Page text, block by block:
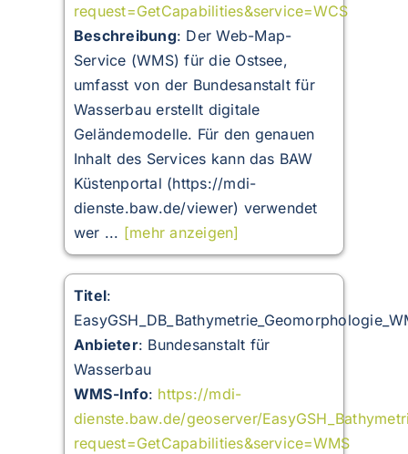
request=GetCapabilities&service=WCS
Beschreibung: Der Web-Map-
Service (WMS) für die Ostsee,
umfasst von der Bundesanstalt für
Wasserbau erstellt digitale
Geländemodelle. Für den genauen
Inhalt des Services kann das BAW
Küstenportal (https://mdi-
dienste.baw.de/viewer) verwendet
wer ... [mehr anzeigen]
Titel:
Anbieter: Bundesanstalt für
Wasserbau
WMS-Info: https://mdi-
dienste.baw.de/geoserver/
request=GetCapabilities&service=WMS